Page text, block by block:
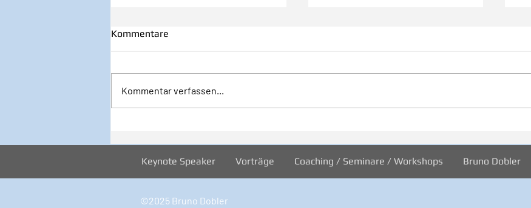
Kommentare
Kommentar verfassen...
Keynote Speaker Vorträge Coaching / Seminare / Workshops Bruno Dobler
©2025 Bruno Dobler